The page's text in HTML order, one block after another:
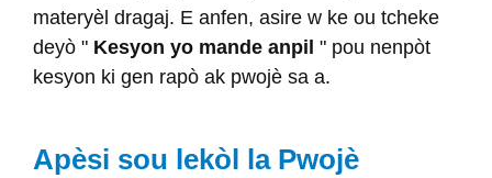
materyèl dragaj. E anfen, asire w ke ou tcheke
deyò " Kesyon yo mande anpil " pou nenpòt
kesyon ki gen rapò ak pwojè sa a.
Apèsi sou lekòl la Pwojè